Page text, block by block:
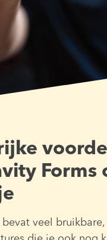
Forms
bevat veel